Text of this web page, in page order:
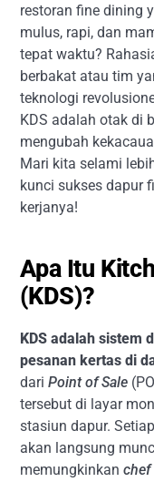
restoran fine dining
mulus, rapi, dan
tepat waktu?
berbakat atau tim
teknologi
KDS adalah otak di
mengubah
Mari kita selami
kunci sukses dapur
kerjanya!
Apa Itu
(KDS)?
KDS adalah sistem
pesanan kertas di
dariPoint of Sale
tersebut di layar
stasiun dapur.
akan langsung
memungkinkanchef